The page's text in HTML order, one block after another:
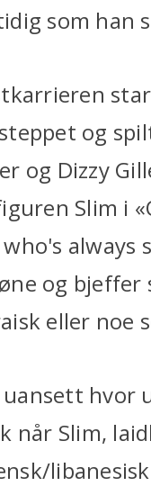
som han
og
og Dizzy
Slim i
who's
og bjeffer
eller noe
uansett hvor
når Slim,